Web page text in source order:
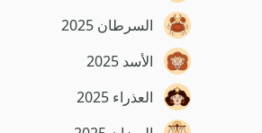
السرطان 2025
الأسد 2025
العذراء 2025